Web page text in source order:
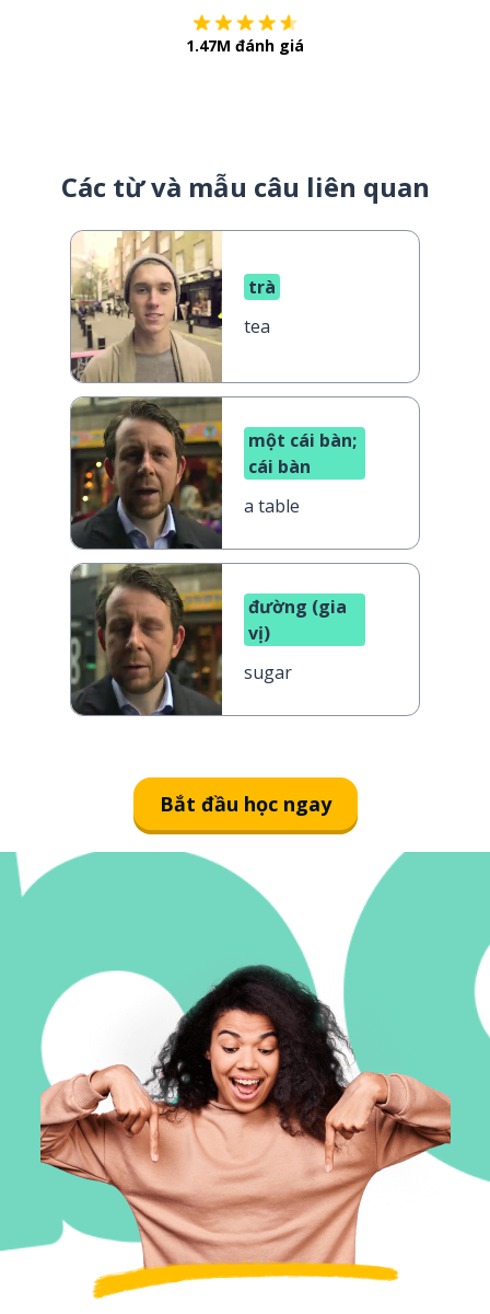
1.47M đánh giá
Các từ và mẫu câu liên quan
trà
tea
một cái bàn;
cái bàn
a table
đường (gia
vị)
sugar
Bắt đầu học ngay